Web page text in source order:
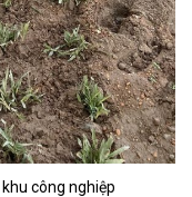
công nghiệp